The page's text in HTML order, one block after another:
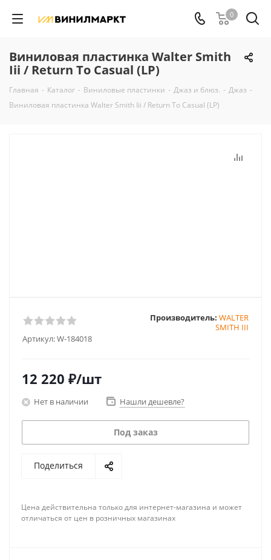
0
Виниловая пластинка Walter Smith
Iii / Return To Casual (LP)
Главная - Каталог - Виниловые пластинки - Джаз и блюз. - Джаз -
Виниловая пластинка Walter Smith Iii / Return To Casual (LP)
Артикул:W-184018
Производитель: WALTER
SMITH III
12 220 ₽/шт
Нет в наличии Нашли дешевле?
Под заказ
Поделиться
Цена действительна только для интернет-магазина и может
отличаться от цен в розничных магазинах